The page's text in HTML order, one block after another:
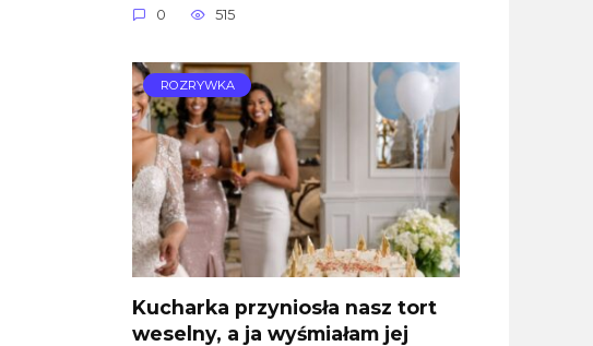
0 515
ROZRYWKA
Kucharka przyniosła nasz tort
weselny, a ja wyśmiałam jej